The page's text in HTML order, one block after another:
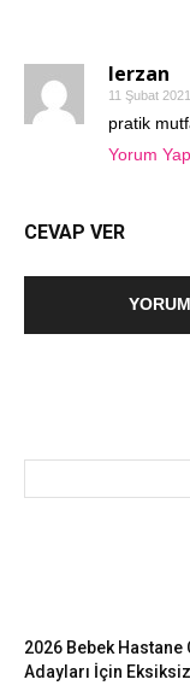
lerzan
11 Şubat
pratik
Yorum
CEVAP VER
2026 Bebek Hastane
Adayları İçin